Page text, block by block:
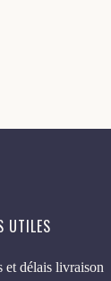
UTILES
et délais livraison